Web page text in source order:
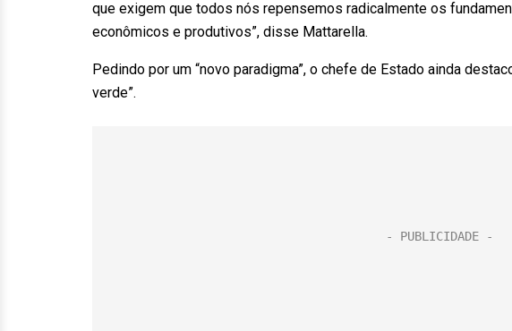
que exigem que todos nós repensemos radicalmente os
econômicos e produtivos”, disse Mattarella.
Pedindo por um “novo paradigma”, o chefe de Estado ainda
verde”.